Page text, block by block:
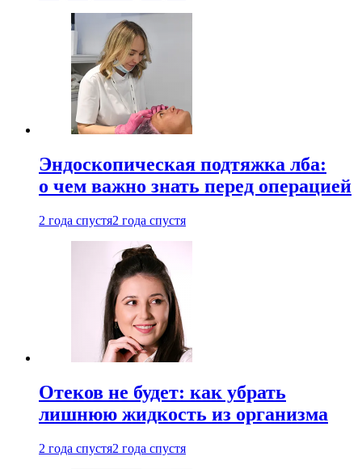
Эндоскопическая подтяжка лба:
о чем важно знать перед операцией
2 года спустя2 года спустя
Отеков не будет: как убрать
лишнюю жидкость из организма
2 года спустя2 года спустя